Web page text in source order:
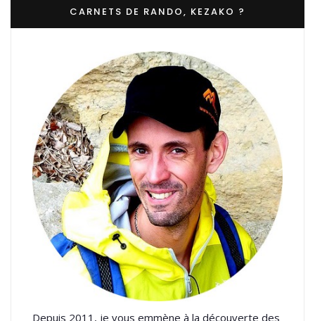
CARNETS DE RANDO, KEZAKO ?
Depuis 2011, je vous emmène à la découverte des